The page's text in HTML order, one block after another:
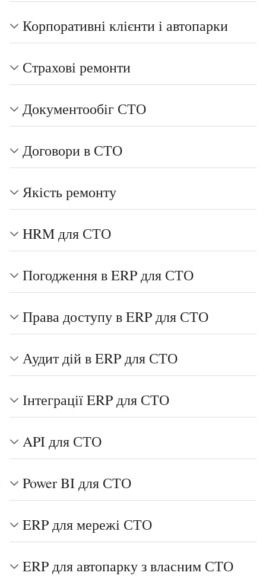
Корпоративні клієнти і автопарки
Страхові ремонти
Документообіг СТО
Договори в СТО
Якість ремонту
HRM для СТО
Погодження в ERP для СТО
Права доступу в ERP для СТО
Аудит дій в ERP для СТО
Інтеграції ERP для СТО
API для СТО
Power BI для СТО
ERP для мережі СТО
ERP для автопарку з власним СТО